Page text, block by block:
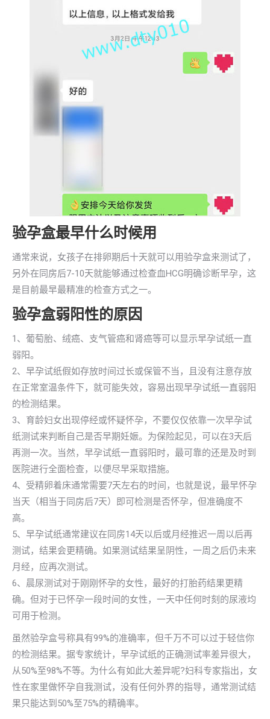
验孕盒最早什么时候用
通常来说，女孩子在排卵期后十天就可以用验孕盒来测试了，
另外在同房后7-10天就能够通过检查血HCG明确诊断早孕，这
是目前最早最精准的检查方式之一。
验孕盒弱阳性的原因
1、葡萄胎、绒癌、支气管癌和肾癌等可以显示早孕试纸一直
弱阳。
2、早孕试纸假如存放时间过长或保管不当，且没有注意存放
在正常室温条件下，就可能失效，容易出现早孕试纸一直弱阳
的检测结果。
3、育龄妇女出现停经或怀疑怀孕，不要仅仅依靠一次早孕试
纸测试来判断自己是否早期妊娠。为保险起见，可以在3天后
再测一次。当然，早孕试纸一直弱阳时，最可靠的还是及时到
医院进行全面检查，以便尽早采取措施。
4、受精卵着床通常需要7天左右的时间，也就是说，最早怀孕
当天（相当于同房后7天）即可检测是否怀孕，但准确度不
高。
5、早孕试纸通常建议在同房14天以后或月经推迟一周以后再
测试，结果会更精确。如果测试结果呈阴性，一周之后仍未来
月经，应再次测试。
6、晨尿测试对于刚刚怀孕的女性，最好的打胎药结果更精
确。但对于已怀孕一段时间的女性，一天中任何时刻的尿液均
可用于检测。
虽然验孕盒号称具有99%的准确率，但千万不可以过于轻信你
的检测结果。据专家统计，早孕试纸的正确测试率差异很大，
从50%至98%不等。为什么有如此大差异呢?妇科专家指出，女
性在家里做怀孕自我测试，没有任何外界的指导，通常测试结
果只能达到50%至75%的精确率。